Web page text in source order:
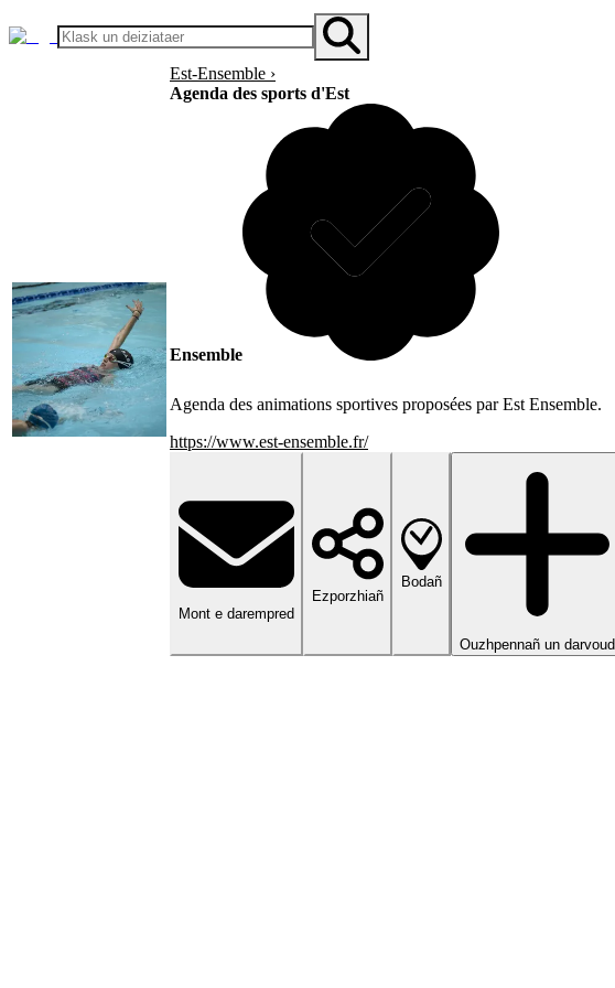
Est-Ensemble ›
Agenda des sports d'Est
Ensemble
Agenda des animations sportives proposées par Est Ensemble.
https://www.est-ensemble.fr/
Mont e darempred
Ezporzhiañ
Bodañ
Ouzhpennañ un darvoud